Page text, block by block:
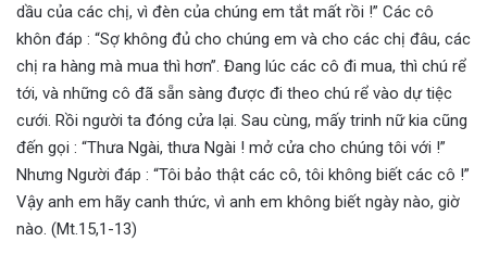
dầu của các chị, vì đèn của chúng em tắt mất rồi !” Các cô
khôn đáp : “Sợ không đủ cho chúng em và cho các chị đâu, các
chị ra hàng mà mua thì hơn”. Đang lúc các cô đi mua, thì chú rể
tới, và những cô đã sẵn sàng được đi theo chú rể vào dự tiệc
cưới. Rồi người ta đóng cửa lại. Sau cùng, mấy trinh nữ kia cũng
đến gọi : “Thưa Ngài, thưa Ngài ! mở cửa cho chúng tôi với !”
Nhưng Người đáp : “Tôi bảo thật các cô, tôi không biết các cô !”
Vậy anh em hãy canh thức, vì anh em không biết ngày nào, giờ
nào. (Mt.15,1-13)